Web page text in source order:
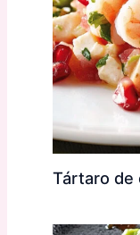
Tártaro de